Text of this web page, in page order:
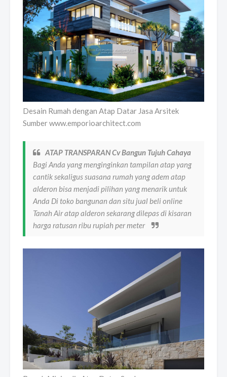
Desain Rumah dengan Atap Datar Jasa Arsitek
Sumber www.emporioarchitect.com
ATAP TRANSPARAN Cv Bangun Tujuh Cahaya
Bagi Anda yang menginginkan tampilan atap yang
cantik sekaligus suasana rumah yang adem atap
alderon bisa menjadi pilihan yang menarik untuk
Anda Di toko bangunan dan situ jual beli online
Tanah Air atap alderon sekarang dilepas di kisaran
harga ratusan ribu rupiah per meter